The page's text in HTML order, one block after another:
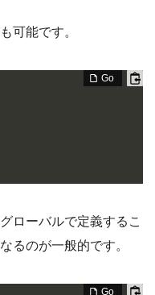
可能です。
ローバルで定義するこ
るのが一般的です。